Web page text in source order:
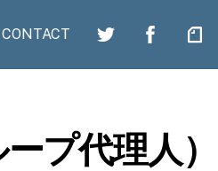
CONTACT
プ代理人）